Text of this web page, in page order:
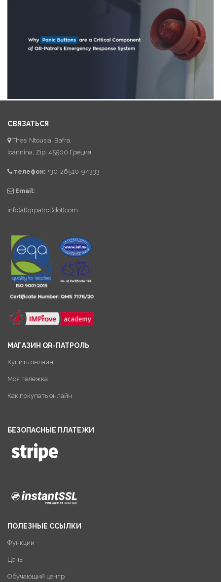
СВЯЗАТЬСЯ
Thesi Ntousia, Bafra,
Ioannina, Zip: 45500 Греция
телефон: +30-26510-94333
Email:
info(at)qrpatrol(dot)com
МАГАЗИН QR-ПАТРОЛЬ
Купить онлайн
Моя тележка
Как покупать онлайн
БЕЗОПАСНЫЕ ПЛАТЕЖИ
ПОЛЕЗНЫЕ ССЫЛКИ
Функции
Цены
Обучающий центр